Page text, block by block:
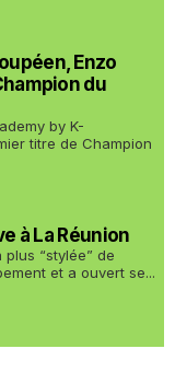
Enzo
du
by K-
titre de Champion
à La Réunion
“stylée” de
et a ouvert se...